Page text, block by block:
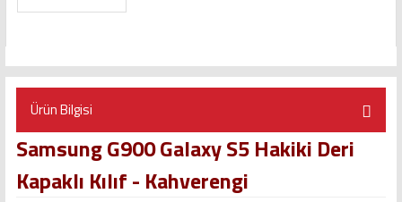
Ürün Bilgisi
Samsung G900 Galaxy S5 Hakiki Deri
Kapaklı Kılıf - Kahverengi